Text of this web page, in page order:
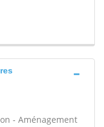
- Aménagement